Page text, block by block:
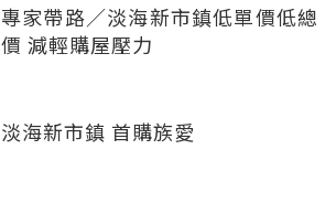
專家帶路／淡海新市鎮低單價低總
價 減輕購屋壓力
淡海新市鎮 首購族愛